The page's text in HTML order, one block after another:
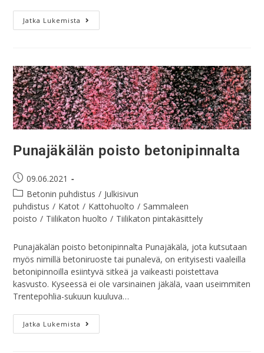
Jatka Lukemista
Punajäkälän poisto betonipinnalta
09.06.2021
Betonin puhdistus / Julkisivun
puhdistus / Katot / Kattohuolto / Sammaleen
poisto / Tiilikaton huolto / Tiilikaton pintakäsittely
Punajäkälän poisto betonipinnalta Punajäkälä, jota kutsutaan
myös nimillä betoniruoste tai punalevä, on erityisesti vaaleilla
betonipinnoilla esiintyvä sitkeä ja vaikeasti poistettava
kasvusto. Kyseessä ei ole varsinainen jäkälä, vaan useimmiten
Trentepohlia-sukuun kuuluva…
Jatka Lukemista